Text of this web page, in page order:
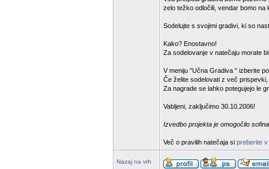
zelo težko odločili, vendar bomo
Sodelujte s svojimi gradivi, ki so
Kako? Enostavno!
Za sodelovanje v natečaju morate
V meniju "Učna Gradiva " izberite
Če želite sodelovati z več
Za nagrade se lahko potegujejo le
Vabljeni, zaključimo 30.10.2006!
Izvedbo projekta je omogočilo
Več o pravilih natečaja si preberite
Nazaj na vrh